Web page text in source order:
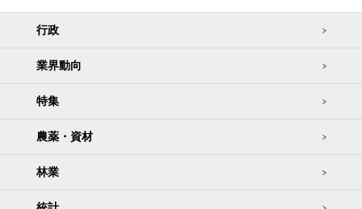
行政
業界動向
特集
農薬・資材
林業